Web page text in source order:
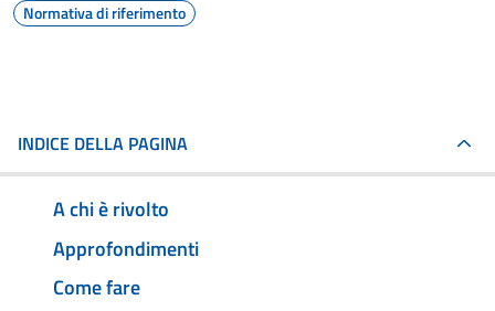
Normativa di riferimento
INDICE DELLA PAGINA
A chi è rivolto
Approfondimenti
Come fare